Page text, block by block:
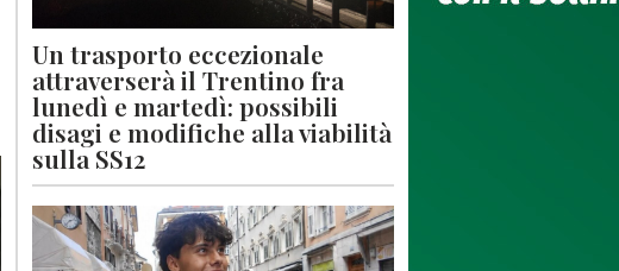
Un trasporto eccezionale
attraverserà il Trentino fra
lunedì e martedì: possibili
disagi e modifiche alla viabilità
sulla SS12